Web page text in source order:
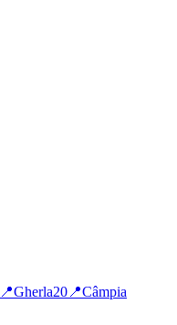
📍Gherla20 📍Câmpia